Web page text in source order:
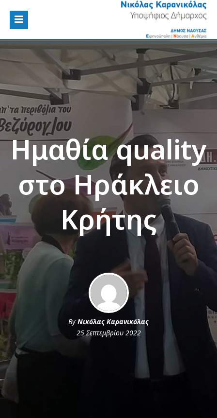
Ημαθία quality
στο Ηράκλειο
Κρήτης
By Νικόλας Καρανικόλας
25 Σεπτεμβρίου 2022